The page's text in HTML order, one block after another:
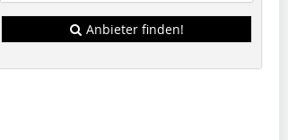
Anbieter finden!